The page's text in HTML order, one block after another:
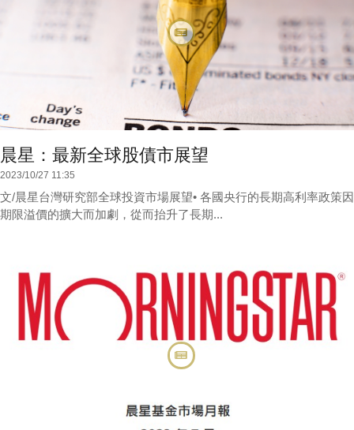
晨星：最新全球股債市展望
2023/10/27 11:35
文/晨星台灣研究部全球投資市場展望• 各國央行的長期高利率政策因
期限溢價的擴大而加劇，從而抬升了長期...